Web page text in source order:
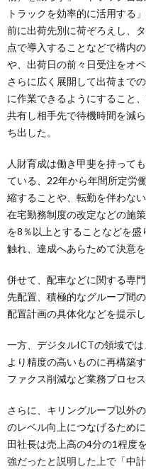
トラックを効率的に活用する
前に出荷先別に荷ぞろえし、
点で導入することなどで構内
や、出荷日の前々日受注をオ
さらに広く展開して出荷まで
に作業できるようにすること
共有し相手先で待機時間を減
ち出した。
人財育成は働き甲斐を持って
ている、22年から年間所定労
縮することや、転勤を伴わな
在宅勤務制度の改定などの施
を8％以上とすることなどを
触れ、達成へあらためて決意を
併せて、配車などに関する専
先配置、積極的なグループ間
配置計画の具体化などを提示し
一方、デジタルICTの領域で
より精度の高いものに再構築
ファクス削減など業務プロセ
さらに、キリングループ以外
のレベル向上につなげるため
田社長は売上高の4分の1程度
強だったと説明した上で「中